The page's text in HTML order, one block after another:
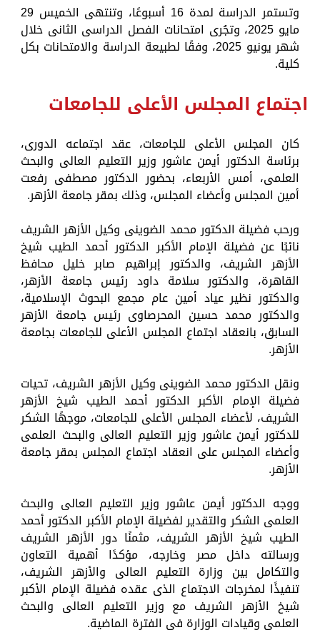
وتستمر الدراسة لمدة 16 أسبوعًا، وتنتهى الخميس 29
مايو 2025، وتجُرى امتحانات الفصل الدراسى الثانى خلال
شهر يونيو 2025، وفقًا لطبيعة الدراسة والامتحانات بكل
كلية.
اجتماع المجلس الأعلى للجامعات
كان المجلس الأعلى للجامعات، عقد اجتماعه الدورى،
برئاسة الدكتور أيمن عاشور وزير التعليم العالى والبحث
العلمى، أمس الأربعاء، بحضور الدكتور مصطفى رفعت
أمين المجلس وأعضاء المجلس، وذلك بمقر جامعة الأزهر.
ورحب فضيلة الدكتور محمد الضوينى وكيل الأزهر الشريف
نائبًا عن فضيلة الإمام الأكبر الدكتور أحمد الطيب شيخ
الأزهر الشريف، والدكتور إبراهيم صابر خليل محافظ
القاهرة، والدكتور سلامة داود رئيس جامعة الأزهر،
والدكتور نظير عياد أمين عام مجمع البحوث الإسلامية،
والدكتور محمد حسين المحرصاوى رئيس جامعة الأزهر
السابق، بانعقاد اجتماع المجلس الأعلى للجامعات بجامعة
الأزهر.
ونقل الدكتور محمد الضوينى وكيل الأزهر الشريف، تحيات
فضيلة الإمام الأكبر الدكتور أحمد الطيب شيخ الأزهر
الشريف، لأعضاء المجلس الأعلى للجامعات، موجهًا الشكر
للدكتور أيمن عاشور وزير التعليم العالى والبحث العلمى
وأعضاء المجلس على انعقاد اجتماع المجلس بمقر جامعة
الأزهر.
ووجه الدكتور أيمن عاشور وزير التعليم العالى والبحث
العلمى الشكر والتقدير لفضيلة الإمام الأكبر الدكتور أحمد
الطيب شيخ الأزهر الشريف، مثمنًا دور الأزهر الشريف
ورسالته داخل مصر وخارجه، مؤكدًا أهمية التعاون
والتكامل بين وزارة التعليم العالى والأزهر الشريف،
تنفيذًا لمخرجات الاجتماع الذى عقده فضيلة الإمام الأكبر
شيخ الأزهر الشريف مع وزير التعليم العالى والبحث
العلمى وقيادات الوزارة فى الفترة الماضية.